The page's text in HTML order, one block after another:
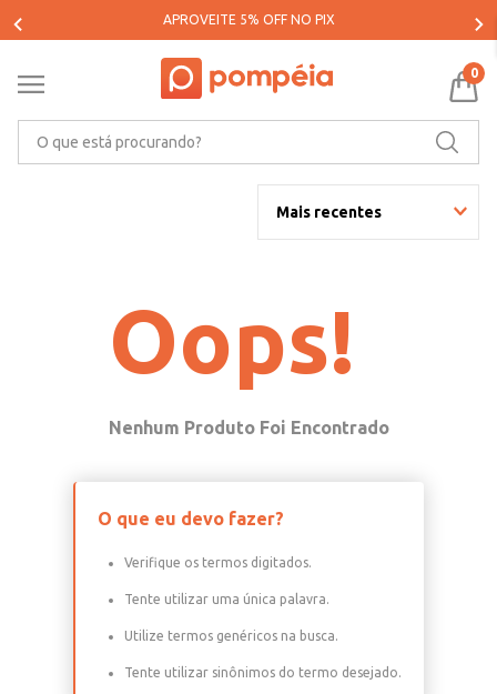
APROVEITE 5% OFF NO PIX
0
Mais recentes
Oops!
O que eu devo fazer?
Verifique os termos digitados.
Tente utilizar uma única palavra.
Utilize termos genéricos na busca.
Tente utilizar sinônimos do termo desejado.